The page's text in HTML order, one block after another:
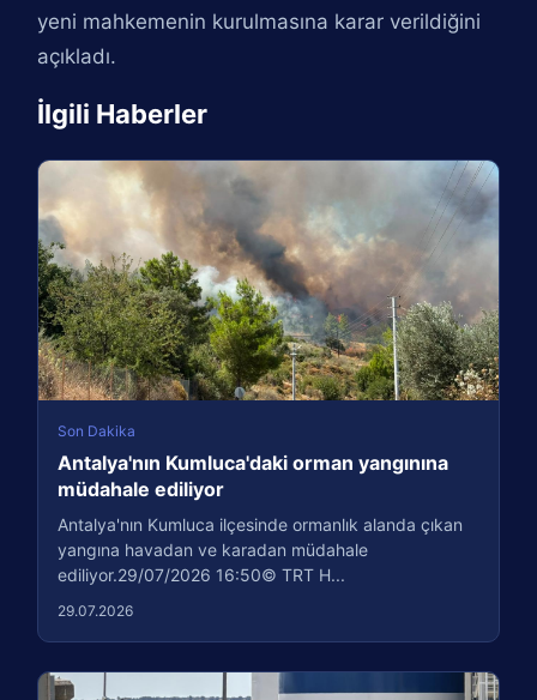
yeni mahkemenin kurulmasına karar verildiğini
açıkladı.
İlgili Haberler
Son Dakika
Antalya'nın Kumluca'daki orman yangınına
müdahale ediliyor
Antalya'nın Kumluca ilçesinde ormanlık alanda çıkan
yangına havadan ve karadan müdahale
ediliyor.29/07/2026 16:50© TRT H...
29.07.2026